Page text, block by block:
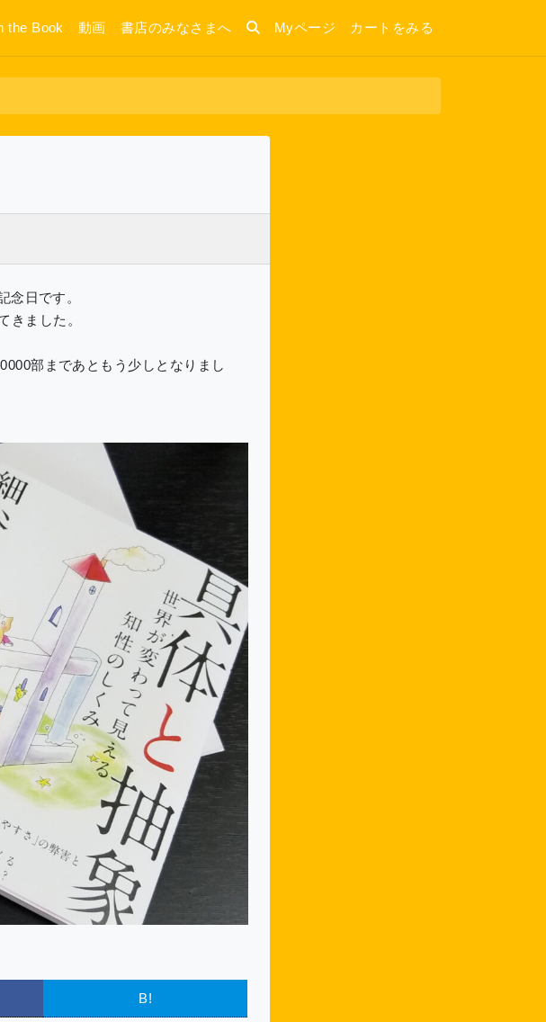
the Book 動画 書店のみなさまへ Myページ カートをみる
念日です。
きました。
部まであともう少しとなりまし
B!